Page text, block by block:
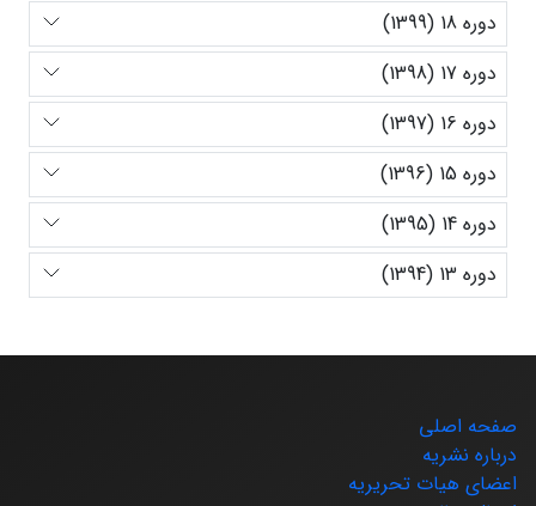
دوره 18 (1399)
دوره 17 (1398)
دوره 16 (1397)
دوره 15 (1396)
دوره 14 (1395)
دوره 13 (1394)
صفحه اصلی
درباره نشریه
اعضای هیات تحریریه